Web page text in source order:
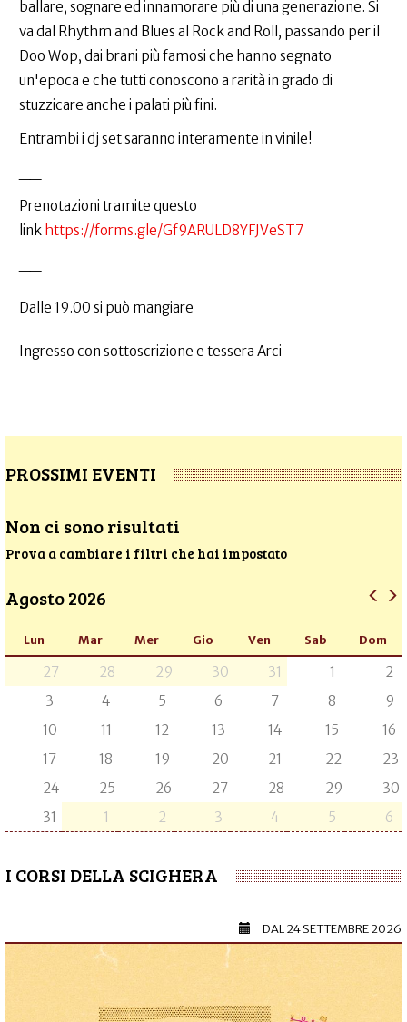
ballare, sognare ed innamorare più di una generazione. Si
va dal Rhythm and Blues al Rock and Roll, passando per il
Doo Wop, dai brani più famosi che hanno segnato
un'epoca e che tutti conoscono a rarità in grado di
stuzzicare anche i palati più fini.
Entrambi i dj set saranno interamente in vinile!
Prenotazioni tramite questo
link https://forms.gle/Gf9ARULD8YFJVeST7
Dalle 19.00 si può mangiare
Ingresso con sottoscrizione e tessera Arci
PROSSIMI EVENTI
Non ci sono risultati
Prova a cambiare i filtri che hai impostato
Agosto 2026
Lun Mar Mer Gio Ven Sab Dom
27 28 29 30 31 1
2
3
4 5 6 7 8
9
10
11 12 13 14 15
16
17
18 19 20 21 22
23
24
25 26 27 28 29
30
31
1 2 3 4 5 6
I CORSI DELLA SCIGHERA
DAL24 SETTEMBRE 2026